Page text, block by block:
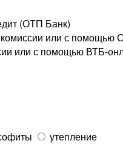
(ОТП Банк)
или с помощью
или с помощью ВТБ-
утепление